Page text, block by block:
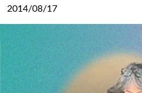
2014/08/17